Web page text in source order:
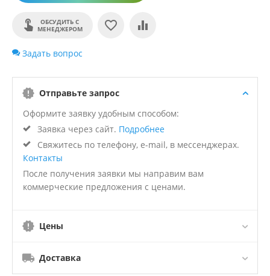
ОБСУДИТЬ С
МЕНЕДЖЕРОМ
Задать вопрос
Отправьте запрос
Оформите заявку удобным способом:
Заявка через сайт. Подробнее
Свяжитесь по телефону, e-mail, в мессенджерах.
Контакты
После получения заявки мы направим вам
коммерческие предложения с ценами.
Цены
Доставка